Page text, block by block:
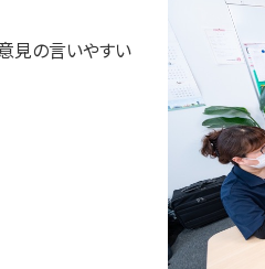
見の言いやすい